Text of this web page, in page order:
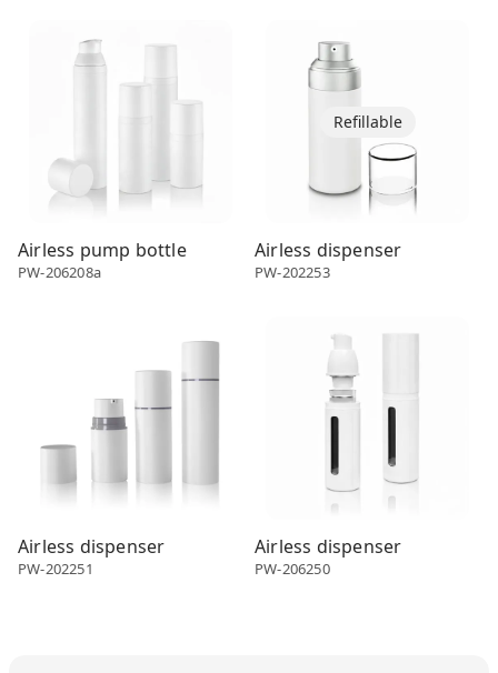
Airless pump bottle
PW-206208a
Refillable
Airless dispenser
PW-202253
Airless dispenser
PW-202251
Airless dispenser
PW-206250